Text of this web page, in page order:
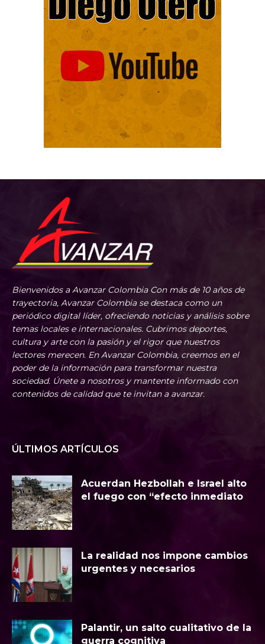
Bienvenidos a Avanzar Colombia Con más de 10 años de
trayectoria, Avanzar Colombia se destaca como un
periódico digital líder, ofreciendo noticias y análisis sobre
temas locales e internacionales. Cubrimos deportes,
cultura y arte con la pasión y el rigor que nuestros
lectores merecen. En Avanzar Colombia, creemos en el
poder de la información para transformar nuestra
sociedad. Únete a nosotros y mantente informado con
contenidos de calidad que te invitan a avanzar.
ÚLTIMOS ARTÍCULOS
Acuerdan Hezbollah e Israel alto
el fuego con “efecto inmediato
La realidad nos impone cambios
urgentes y necesarios
Palantir, un salto cualitativo de la
guerra cognitiva